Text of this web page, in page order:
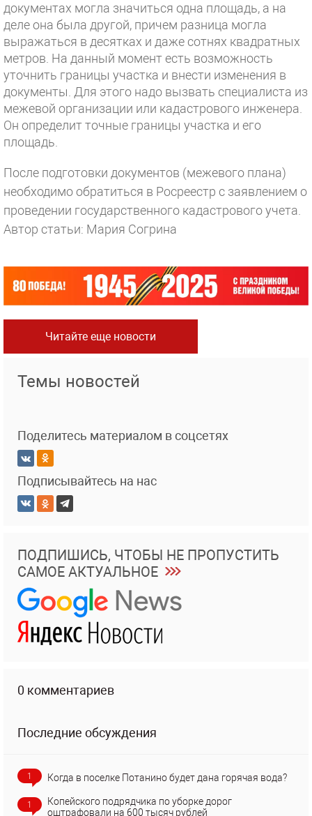
документах могла значиться одна площадь, а на
деле она была другой, причем разница могла
выражаться в десятках и даже сотнях квадратных
метров. На данный момент есть возможность
уточнить границы участка и внести изменения в
документы. Для этого надо вызвать специалиста из
межевой организации или кадастрового инженера.
Он определит точные границы участка и его
площадь.
После подготовки документов (межевого плана)
необходимо обратиться в Росреестр с заявлением о
проведении государственного кадастрового учета.
Автор статьи: Мария Согрина
Читайте еще новости
Темы новостей
Поделитесь материалом в соцсетях
Подписывайтесь на нас
ПОДПИШИСЬ, ЧТОБЫ НЕ ПРОПУСТИТЬ
САМОЕ АКТУАЛЬНОЕ
0 комментариев
Последние обсуждения
1 Когда в поселке Потанино будет дана горячая вода?
1
Копейского подрядчика по уборке дорог
оштрафовали на 600 тысяч рублей